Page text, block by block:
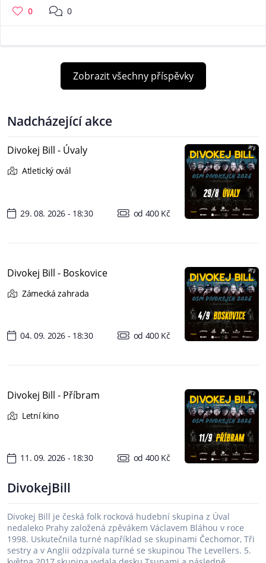
0 0
Zobrazit všechny příspěvky
Nadcházející akce
Divokej Bill - Úvaly
Atletický ovál
29. 08. 2026 - 18:30 od 400 Kč
Divokej Bill - Boskovice
Zámecká zahrada
04. 09. 2026 - 18:30 od 400 Kč
Divokej Bill - Příbram
Letní kino
11. 09. 2026 - 18:30 od 400 Kč
DivokejBill
Divokej Bill je česká folk rocková hudební skupina z Úval
nedaleko Prahy založená zpěvákem Václavem Bláhou v roce
1998. Uskutečnila turné například se skupinami Čechomor, Tři
sestry a v Anglii odzpívala turné se skupinou The Levellers. 5.